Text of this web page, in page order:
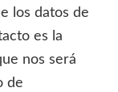
los datos de
es la
nos será
de